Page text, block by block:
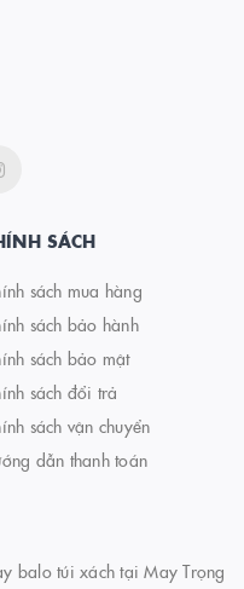
SÁCH
sách mua hàng
sách bảo hành
sách bảo mật
sách đổi trả
sách vận chuyển
dẫn thanh toán
balo túi xách tại May Trọng